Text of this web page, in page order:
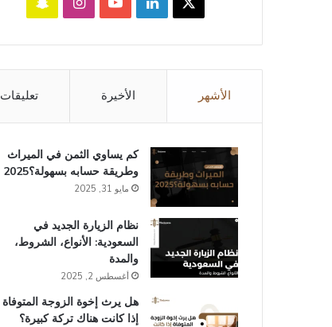
الأشهر الأخيرة تعليقات
كم يساوي الثمن في الميراث​
وطريقة حسابه بسهولة؟2025
مايو 31, 2025
نظام الزيارة الجديد في
السعودية: الأنواع، الشروط،
والمدة
أغسطس 2, 2025
هل يرث إخوة الزوجة المتوفاة
إذا كانت هناك تركة كبيرة؟